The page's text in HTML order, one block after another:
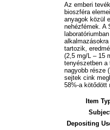
Az emberi
bioszféra
anyagok közül
nehézfémek. A
tartozik,
(2,5 mg/L – 15
tenyészetben a
nagyobb része
sejtek cink
58%-a kötődött
Item
Depositing